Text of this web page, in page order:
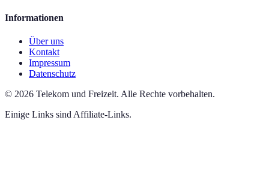
Informationen
Über uns
Kontakt
Impressum
Datenschutz
© 2026 Telekom und Freizeit. Alle Rechte vorbehalten.
Einige Links sind Affiliate-Links.